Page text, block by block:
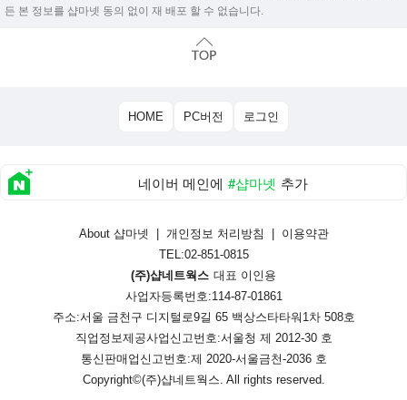
든 본 정보를 샵마넷 동의 없이 재 배포 할 수 없습니다.
HOME PC버전 로그인
네이버 메인에 #샵마넷 추가
About 샵마넷 개인정보 처리방침
이용약관
TEL:02-851-0815
(주)샵네트웍스 대표 이인용
사업자등록번호:114-87-01861
주소:서울 금천구 디지털로9길 65 백상스타타워1차 508호
직업정보제공사업신고번호:서울청 제 2012-30 호
통신판매업신고번호:제 2020-서울금천-2036 호
Copyright©(주)샵네트웍스. All rights reserved.